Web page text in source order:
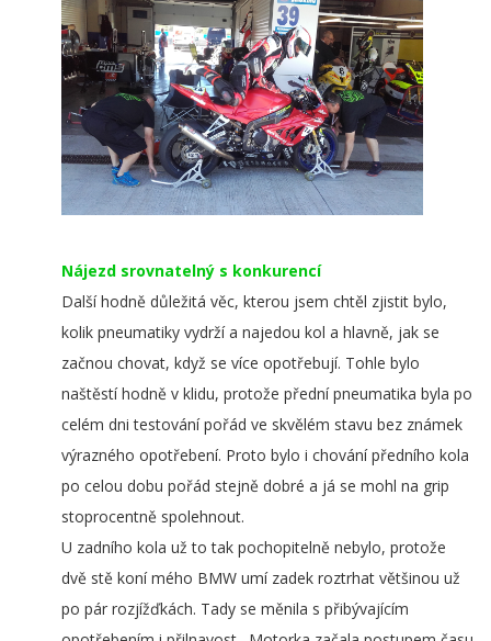
Nájezd srovnatelný s konkurencí
Další hodně důležitá věc, kterou jsem chtěl zjistit bylo,
kolik pneumatiky vydrží a najedou kol a hlavně, jak se
začnou chovat, když se více opotřebují. Tohle bylo
naštěstí hodně v klidu, protože přední pneumatika byla po
celém dni testování pořád ve skvělém stavu bez známek
výrazného opotřebení. Proto bylo i chování předního kola
po celou dobu pořád stejně dobré a já se mohl na grip
stoprocentně spolehnout.
U zadního kola už to tak pochopitelně nebylo, protože
dvě stě koní mého BMW umí zadek roztrhat většinou už
po pár rozjížďkách. Tady se měnila s přibývajícím